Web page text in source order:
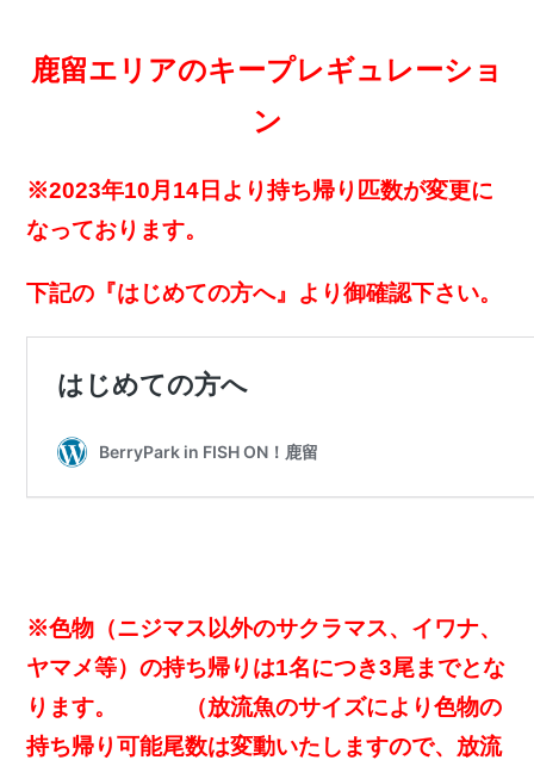
鹿留エリアのキープレギュレーショ
ン
※2023年10月14日より持ち帰り匹数が変更に
なっております。
下記の『はじめての方へ』より御確認下さい。
※色物（ニジマス以外のサクラマス、イワナ、
ヤマメ等）の持ち帰りは1名につき3尾までとな
ります。 （放流魚のサイズにより色物の
持ち帰り可能尾数は変動いたしますので、放流